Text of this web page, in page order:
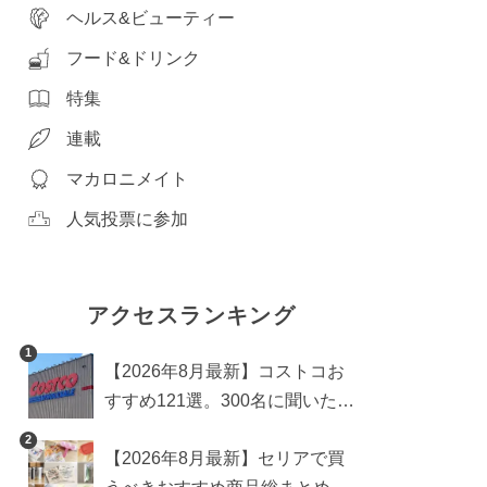
ヘルス&ビューティー
フード&ドリンク
特集
連載
マカロニメイト
人気投票に参加
アクセスランキング
1
【2026年8月最新】コストコお
すすめ121選。300名に聞いた買
め商品も
2
【2026年8月最新】セリアで買